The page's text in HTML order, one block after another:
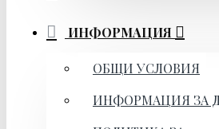
ИНФОРМАЦИЯ
ОБЩИ УСЛОВИЯ
ИНФОРМАЦИЯ ЗА